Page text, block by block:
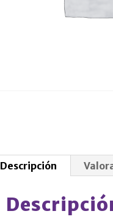
Descripción